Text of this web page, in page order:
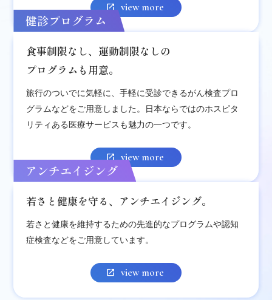
view more
健診プログラム
食事制限なし、運動制限なしの
プログラムも用意。
旅行のついでに気軽に、手軽に受診できるがん検査プロ
グラムなどをご用意しました。日本ならではのホスピタ
リティある医療サービスも魅力の一つです。
view more
アンチエイジング
若さと健康を守る、 アンチエイジング。
若さと健康を維持するための先進的なプログラムや認知
症検査などをご用意しています。
view more